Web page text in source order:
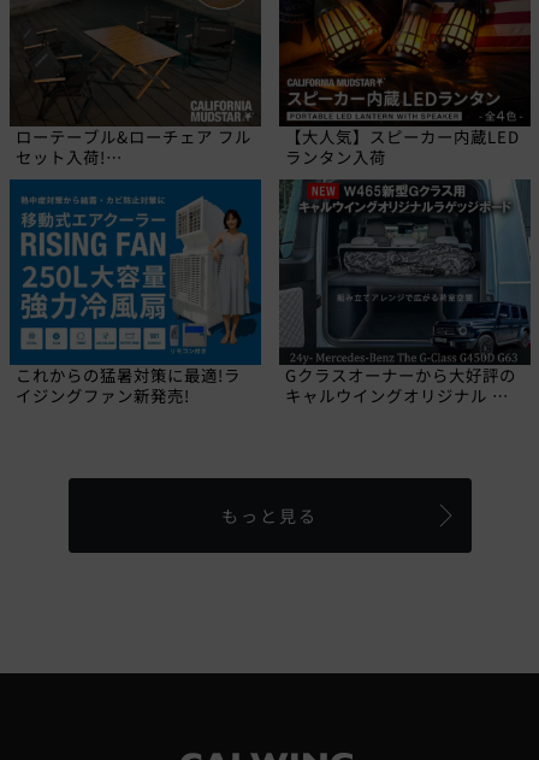
ローテーブル&ローチェア フル
セット入荷!
【CALIFORNIA MUDSTAR】
【大人気】スピーカー内蔵LED
ランタン入荷
これからの猛暑対策に最適!ラ
イジングファン新発売!
Gクラスオーナーから大好評の
キャルウイングオリジナル ラ
もっと見る